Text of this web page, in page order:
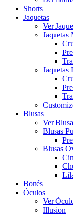
Shorts
Jaquetas
Ver
Jaquetas
Cru
Jaquetas
Cru
Blusas
Ver
Blusas
Blusas
Bonés
Óculos
Ver
Illusion